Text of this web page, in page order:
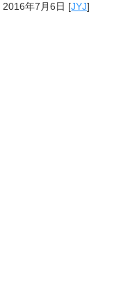
2016年7月6日 [JYJ]